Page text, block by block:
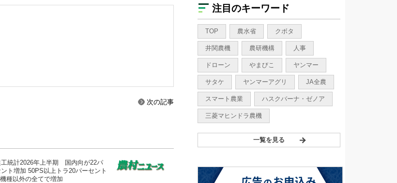
次の記事
工統計2026年上半期 国内向が22パ
ト増加 50PS以上トラ20パーセント
種以外の全てで増加
注目のキーワード
TOP 農水省 クボタ
井関農機 農研機構 人事
ドローン やまびこ ヤンマー
サタケ ヤンマーアグリ JA全農
スマート農業 ハスクバーナ・ゼノア
三菱マヒンドラ農機
一覧を見る